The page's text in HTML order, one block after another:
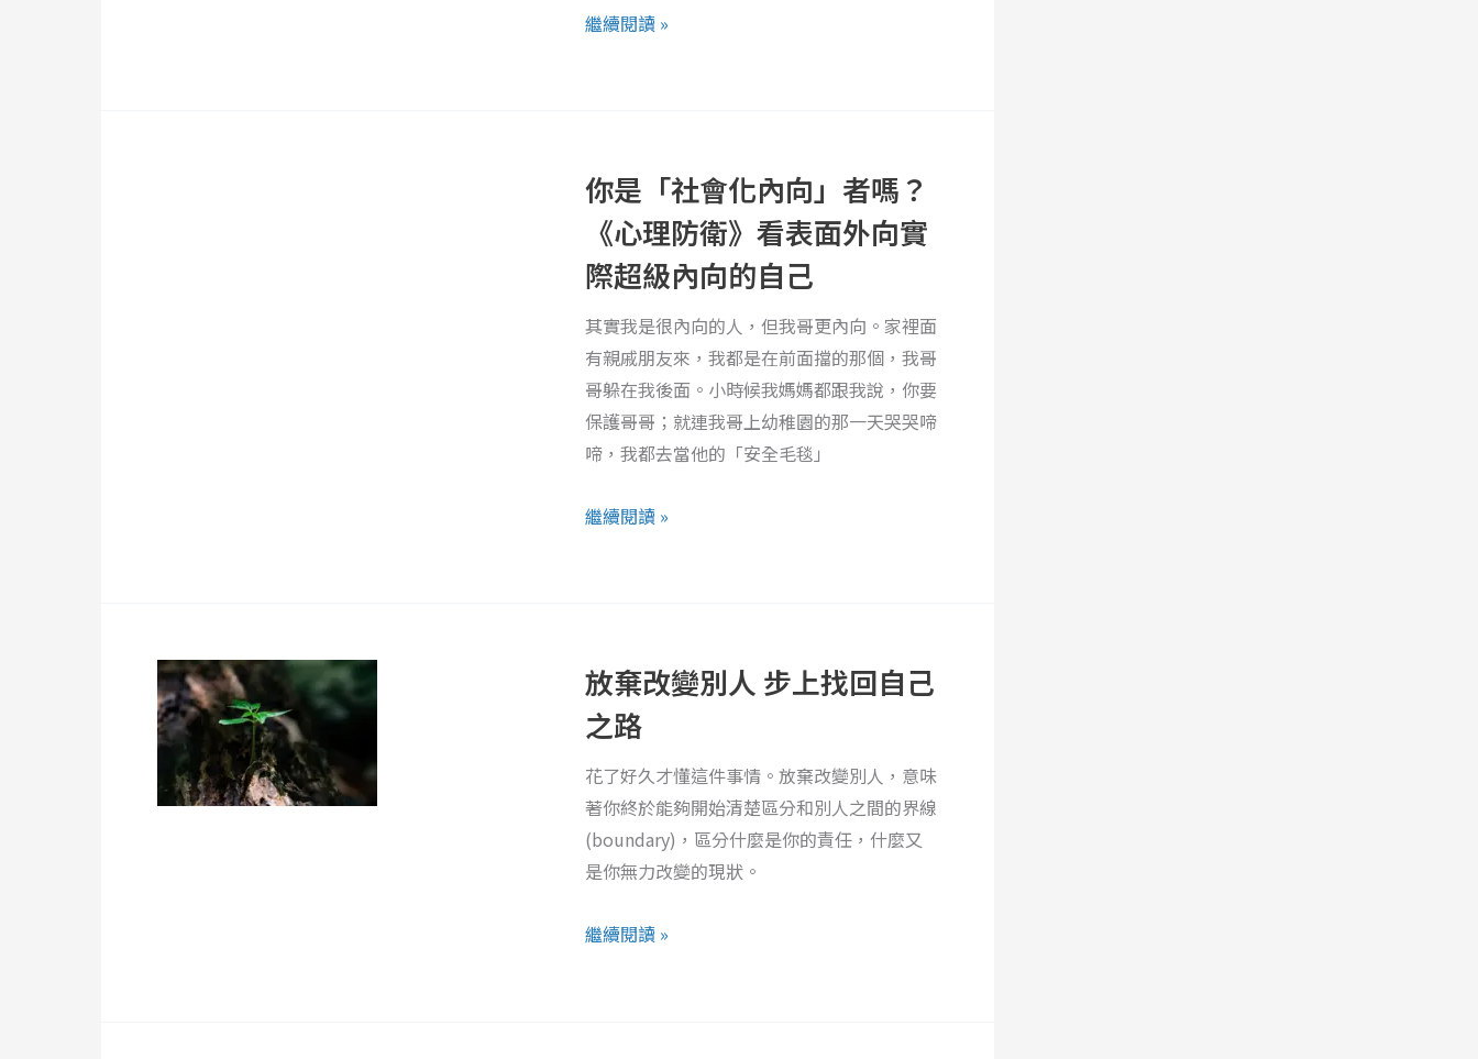
說
機
福
繼續閱讀 »
你是「社會化內向」者嗎？
《心理防衛》看表面外向實
際超級內向的自己
其實我是很內向的人，但我哥更內向。家裡面
有親戚朋友來，我都是在前面擋的那個，我哥
哥躲在我後面。小時候我媽媽都跟我說，你要
保護哥哥；就連我哥上幼稚園的那一天哭哭啼
啼，我都去當他的「安全毛毯」
「社
內
向」
者
嗎？
《心
理
衛》
向
實
際
超
級
內
向
自
繼續閱讀 »
放棄改變別人 步上找回自己
之路
花了好久才懂這件事情。放棄改變別人，意味
著你終於能夠開始清楚區分和別人之間的界線
(boundary)，區分什麼是你的責任，什麼又
是你無力改變的現狀。
改
變
別
人
步
上
找
自
繼續閱讀 »